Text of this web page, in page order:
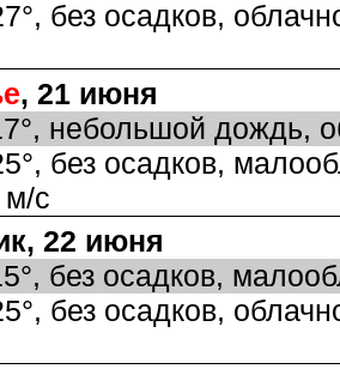
без осадков,
, 21 июня
небольшой дождь,
без осадков,
с
22 июня
без осадков,
без осадков,